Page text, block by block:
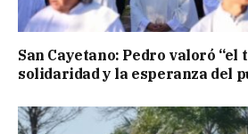
San Cayetano: Pedro valoró “el
solidaridad y la esperanza del